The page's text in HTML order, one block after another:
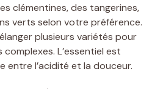
clémentines, des tangerines,
verts selon votre préférence.
plusieurs variétés pour
L’essentiel est
entre l’acidité et la douceur.